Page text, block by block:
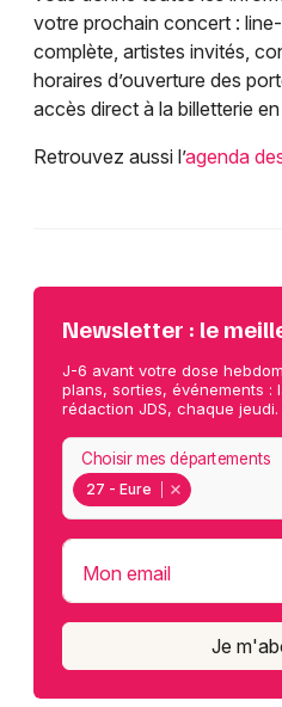
votre prochain concert :
complète, artistes invités,
horaires d’ouverture des
accès direct à la billetterie en
Retrouvez aussi l’agenda
Newsletter : le
J-6 avant votre dose
plans, sorties, événements :
rédaction JDS, chaque jeudi.
27 - Eure
Choisir mes départements
Mon email
Je